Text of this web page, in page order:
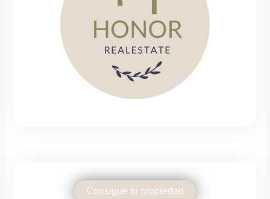
Consigue tu propiedad